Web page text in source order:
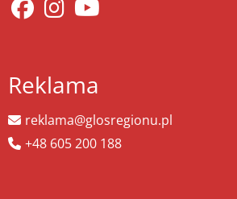
Reklama
reklama@glosregionu.pl
+48 605 200 188